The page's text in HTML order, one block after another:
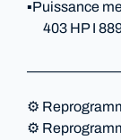
▪️Puissance
403 HP I
⚙️
⚙️